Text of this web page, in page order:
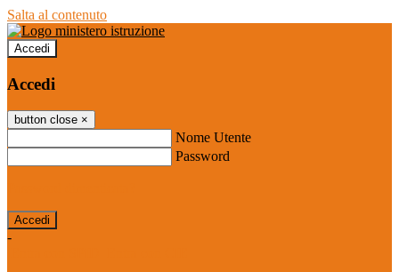
Salta al contenuto
Accedi
Accedi
button close ×
Nome Utente
Password
-